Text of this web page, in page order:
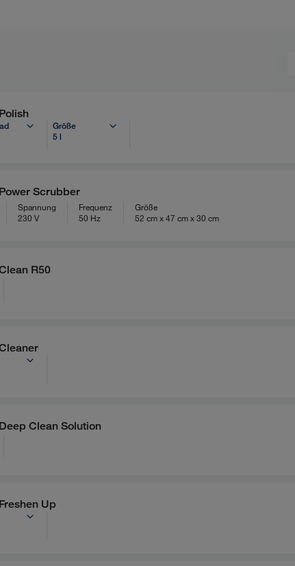
Größe
5 l
Scrubber
Spannung
230 V
Frequenz
50 Hz
Größe
52 cm x 47 cm x 30 cm
R50
Clean Solution
Up